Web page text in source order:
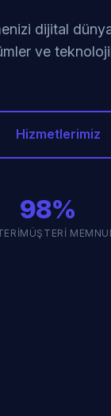
dijital
ve
Hizmetlerimiz
98%
MÜŞTERI